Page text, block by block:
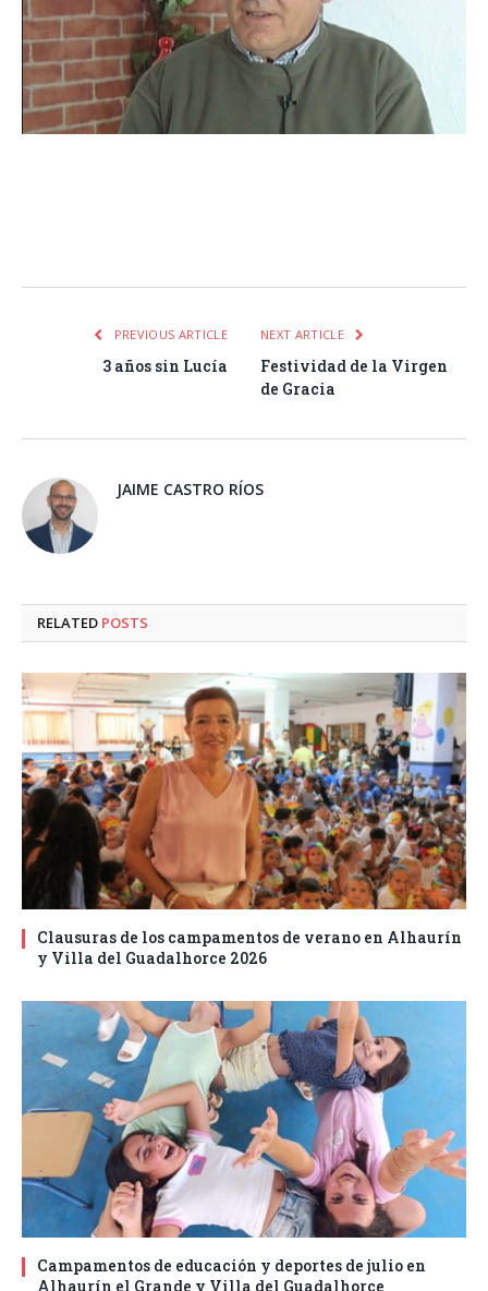
PREVIOUS ARTICLE
3 años sin Lucía
NEXT ARTICLE
Festividad de la Virgen
de Gracia
JAIME CASTRO RÍOS
RELATED POSTS
Clausuras de los campamentos de verano en Alhaurín
y Villa del Guadalhorce 2026
Campamentos de educación y deportes de julio en
Alhaurín el Grande y Villa del Guadalhorce